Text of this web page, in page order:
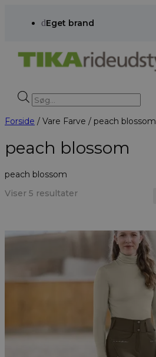
dEget brand
Products
search
Forside / Vare Farve / peach blossom
peach blossom
peach blossom
Viser 5 resultater